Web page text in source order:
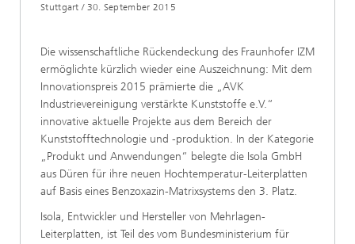
Stuttgart / 30. September 2015
Die wissenschaftliche Rückendeckung des Fraunhofer IZM
ermöglichte kürzlich wieder eine Auszeichnung: Mit dem
Innovationspreis 2015 prämierte die „AVK
Industrievereinigung verstärkte Kunststoffe e.V.“
innovative aktuelle Projekte aus dem Bereich der
Kunststofftechnologie und -produktion. In der Kategorie
„Produkt und Anwendungen“ belegte die Isola GmbH
aus Düren für ihre neuen Hochtemperatur-Leiterplatten
auf Basis eines Benzoxazin-Matrixsystems den 3. Platz.
Isola, Entwickler und Hersteller von Mehrlagen-
Leiterplatten, ist Teil des vom Bundesministerium für